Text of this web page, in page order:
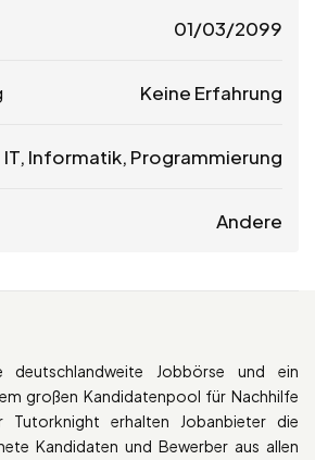
01/03/2099
Keine Erfahrung
IT, Informatik, Programmierung
Andere
deutschlandweite Jobbörse und ein
großen Kandidatenpool für Nachhilfe
Tutorknight erhalten Jobanbieter die
Kandidaten und Bewerber aus allen